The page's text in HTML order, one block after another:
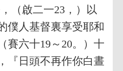
（啟二一23，）以
僕人基督裏享受耶和
賽六十19～20。）十
『日頭不再作你白晝